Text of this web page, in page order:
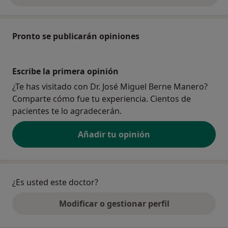
Pronto se publicarán opiniones
Escribe la primera opinión
¿Te has visitado con Dr. José Miguel Berne Manero?
Comparte cómo fue tu experiencia. Cientos de
pacientes te lo agradecerán.
Añadir tu opinión
¿Es usted este doctor?
Modificar o gestionar perfil